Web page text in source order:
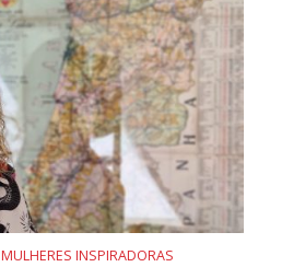
MULHERES INSPIRADORAS